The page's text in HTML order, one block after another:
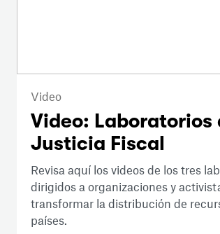
Video
Video: Laboratorios
Justicia Fiscal
Revisa aquí los videos de los tres
dirigidos a organizaciones y
transformar la distribución de
países.